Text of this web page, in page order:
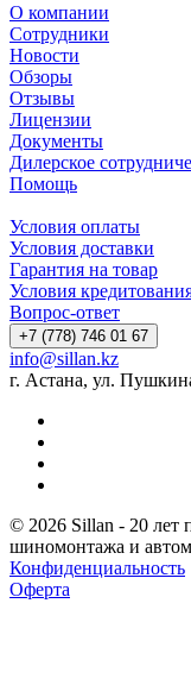
О компании
Сотрудники
Новости
Обзоры
Отзывы
Лицензии
Документы
Дилерское
Помощь
Условия оплаты
Условия доставки
Гарантия на товар
Условия
Вопрос-ответ
+7 (778) 746 01 67
info@sillan.kz
г. Астана, ул.
© 2026 Sillan - 20 лет
шиномонтажа и
Конфиденциальность
Оферта